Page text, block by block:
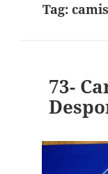
Tag:
73-